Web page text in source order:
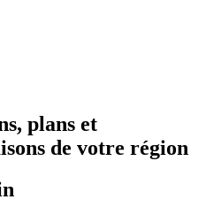
plans et
de votre région